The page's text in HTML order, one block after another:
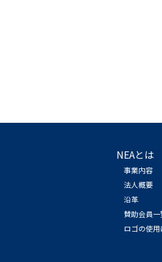
NEAとは
事業内容
法人概要
沿革
賛助会員一
ロゴの使